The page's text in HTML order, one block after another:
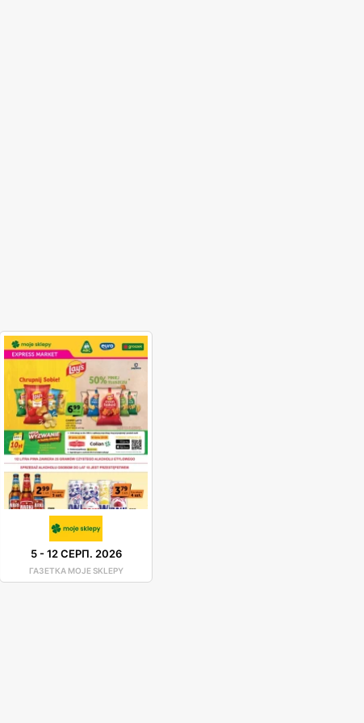
5-12 СЕРП. 2026
ГАЗЕТКА MOJE SKLEPY